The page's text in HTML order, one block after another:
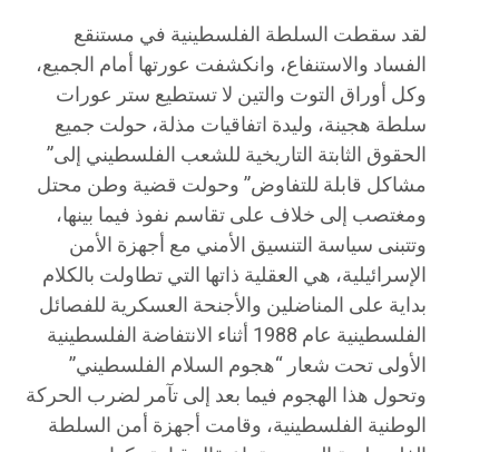
لقد سقطت السلطة الفلسطينية في مستنقع
الفساد والاستنفاع، وانكشفت عورتها أمام الجميع،
وكل أوراق التوت والتين لا تستطيع ستر عورات
سلطة هجينة، وليدة اتفاقيات مذلة، حولت جميع
الحقوق الثابتة التاريخية للشعب الفلسطيني إلى”
مشاكل قابلة للتفاوض” وحولت قضية وطن محتل
ومغتصب إلى خلاف على تقاسم نفوذ فيما بينها،
وتتبنى سياسة التنسيق الأمني مع أجهزة الأمن
الإسرائيلية، هي العقلية ذاتها التي تطاولت بالكلام
بداية على المناضلين والأجنحة العسكرية للفصائل
الفلسطينية عام 1988 أثناء الانتفاضة الفلسطينية
الأولى تحت شعار “هجوم السلام الفلسطيني”
وتحول هذا الهجوم فيما بعد إلى تآمر لضرب الحركة
الوطنية الفلسطينية، وقامت أجهزة أمن السلطة